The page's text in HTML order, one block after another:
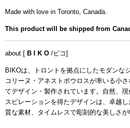
Made with love in Toronto, Canada.
This product will be shipped from
about [ B I K O /ビコ]
BIKOは、トロントを拠点にしたモダンな
コリーヌ・アネストポウロスが率いる小
てデザイン・製作されています。自然、
スピレーションを得たデザインは、卓越
質な素材、タイムレスで彫刻的な美しさが